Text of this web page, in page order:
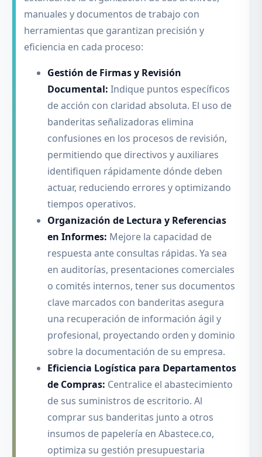
manuales y documentos de trabajo con
herramientas que garantizan precisión y
eficiencia en cada proceso:
Gestión de Firmas y Revisión
Documental: Indique puntos específicos
de acción con claridad absoluta. El uso de
banderitas señalizadoras elimina
confusiones en los procesos de revisión,
permitiendo que directivos y auxiliares
identifiquen rápidamente dónde deben
actuar, reduciendo errores y optimizando
tiempos operativos.
Organización de Lectura y Referencias
en Informes: Mejore la capacidad de
respuesta ante consultas rápidas. Ya sea
en auditorías, presentaciones comerciales
o comités internos, tener sus documentos
clave marcados con banderitas asegura
una recuperación de información ágil y
profesional, proyectando orden y dominio
sobre la documentación de su empresa.
Eficiencia Logística para Departamentos
de Compras: Centralice el abastecimiento
de sus suministros de escritorio. Al
comprar sus banderitas junto a otros
insumos de papelería en Abastece.co,
optimiza su gestión presupuestaria